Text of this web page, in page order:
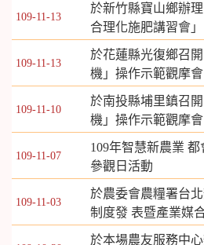
109-11-13
於新竹縣寶山鄉辦
合理化施肥講習會」
109-11-13
於花蓮縣光復鄉召
機」操作示範觀摩會
109-11-10
於南投縣埔里鎮召
機」操作示範觀摩會
109-11-07
109年智慧新農業
參觀日活動
109-11-03
於農委會農糧署台
制度發 表暨產業媒合
於本場農友服務中